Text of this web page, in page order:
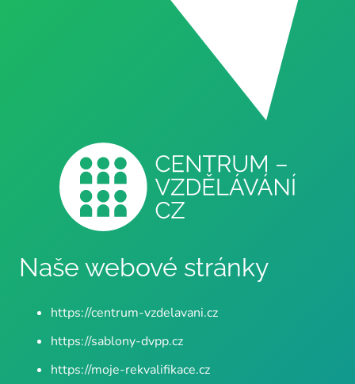
Naše webové stránky
https://centrum-vzdelavani.cz
https://sablony-dvpp.cz
https://moje-rekvalifikace.cz